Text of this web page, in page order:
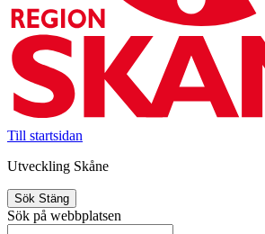
Till startsidan
Utveckling Skåne
Sök Stäng
Sök på webbplatsen